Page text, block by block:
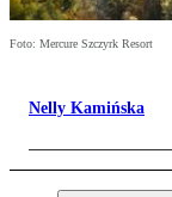
Foto: Mercure Szczyrk Resort
Nelly Kamińska